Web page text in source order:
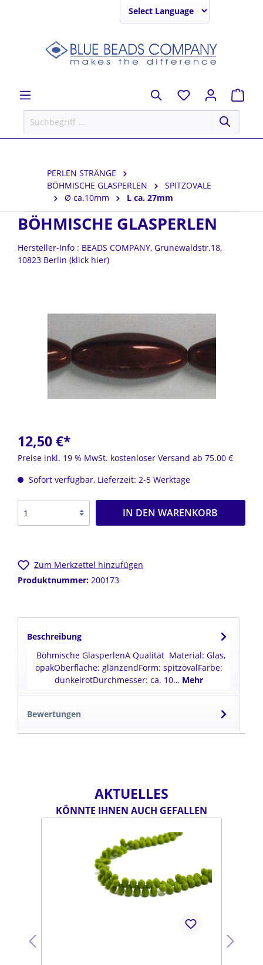
PERLEN STRÄNGE
BÖHMISCHE GLASPERLEN
SPITZOVALE
Ø ca.10mm
L ca. 27mm
BÖHMISCHE GLASPERLEN
Hersteller-Info : BEADS COMPANY, Grunewaldstr.18,
10823 Berlin (klick hier)
12,50 €*
Preise inkl. 19 % MwSt. kostenloser Versand ab 75.00 €
Sofort verfügbar, Lieferzeit: 2-5 Werktage
IN DEN WARENKORB
Zum Merkzettel hinzufügen
Produktnummer: 200173
Beschreibung
Böhmische GlasperlenA Qualität Material: Glas,
opakOberfläche: glänzendForm: spitzovalFarbe:
dunkelrotDurchmesser: ca. 10… Mehr
Bewertungen
AKTUELLES
KÖNNTE IHNEN AUCH GEFALLEN